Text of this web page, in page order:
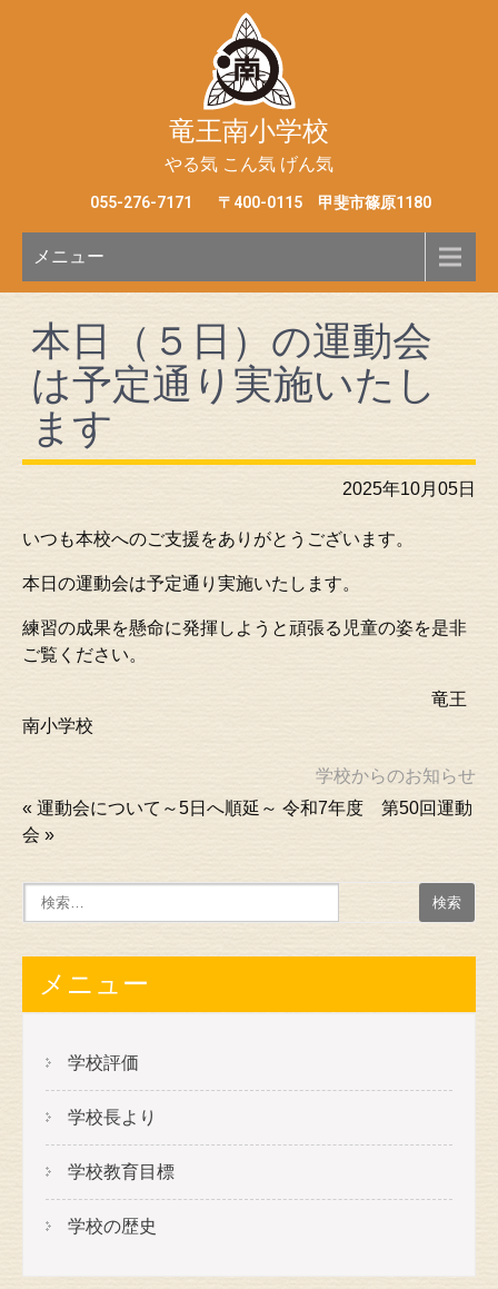
竜王南小学校
やる気 こん気 げん気
055-276-7171 〒400-0115 甲斐市篠原1180
メニュー
本日（５日）の運動会
は予定通り実施いたし
ます
2025年10月05日
いつも本校へのご支援をありがとうございます。
本日の運動会は予定通り実施いたします。
練習の成果を懸命に発揮しようと頑張る児童の姿を是非
ご覧ください。
竜王
南小学校
学校からのお知らせ
« 運動会について～5日へ順延～ 令和7年度 第50回運動
会 »
メニュー
学校評価
学校長より
学校教育目標
学校の歴史